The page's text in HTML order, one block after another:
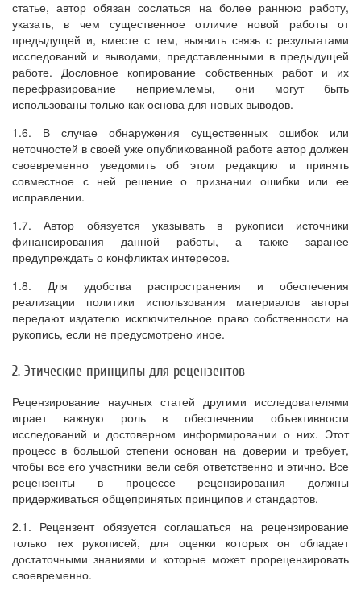
статье, автор обязан сослаться на более раннюю работу,
указать, в чем существенное отличие новой работы от
предыдущей и, вместе с тем, выявить связь с результатами
исследований и выводами, представленными в предыдущей
работе. Дословное копирование собственных работ и их
перефразирование неприемлемы, они могут быть
использованы только как основа для новых выводов.
1.6. В случае обнаружения существенных ошибок или
неточностей в своей уже опубликованной работе автор должен
своевременно уведомить об этом редакцию и принять
совместное с ней решение о признании ошибки или ее
исправлении.
1.7. Автор обязуется указывать в рукописи источники
финансирования данной работы, а также заранее
предупреждать о конфликтах интересов.
1.8. Для удобства распространения и обеспечения
реализации политики использования материалов авторы
передают издателю исключительное право собственности на
рукопись, если не предусмотрено иное.
2. Этические принципы для рецензентов
Рецензирование научных статей другими исследователями
играет важную роль в обеспечении объективности
исследований и достоверном информировании о них. Этот
процесс в большой степени основан на доверии и требует,
чтобы все его участники вели себя ответственно и этично. Все
рецензенты в процессе рецензирования должны
придерживаться общепринятых принципов и стандартов.
2.1. Рецензент обязуется соглашаться на рецензирование
только тех рукописей, для оценки которых он обладает
достаточными знаниями и которые может прорецензировать
своевременно.